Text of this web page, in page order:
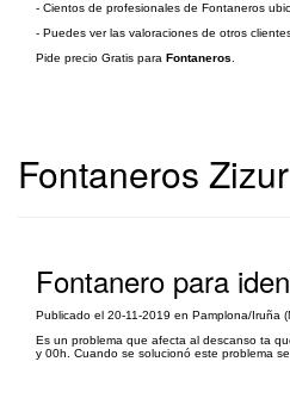
- Cientos de profesionales de Fontaneros
- Puedes ver las valoraciones de otros
Pide precio Gratis para Fontaneros
Fontaneros
Fontanero para
Publicado el 20-11-2019 en Pamplona/Iruña
Es un problema que afecta al descanso ta
y 00h. Cuando se solucionó este problema